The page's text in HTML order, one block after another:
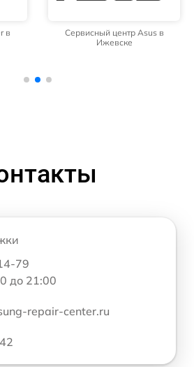
в
Сервисный центр Asus в
Ижевске
79
до 21:00
repair-center.ru